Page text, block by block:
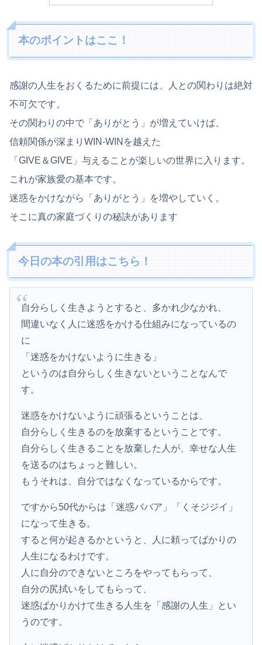
本のポイントはここ！
感謝の人生をおくるために前提には、人との関わりは絶対
不可欠です。
その関わりの中で「ありがとう」が増えていけば、
信頼関係が深まりWIN‐WINを越えた
「GIVE＆GIVE」与えることが楽しいの世界に入ります。
これが家族愛の基本です。
迷惑をかけながら「ありがとう」を増やしていく。
そこに真の家庭づくりの秘訣があります
今日の本の引用はこちら！
自分らしく生きようとすると、多かれ少なかれ、
間違いなく人に迷惑をかける仕組みになっているの
に
「迷惑をかけないように生きる」
というのは自分らしく生きないということなんで
す。
迷惑をかけないように頑張るということは、
自分らしく生きるのを放棄するということです。
自分らしく生きることを放棄した人が、幸せな人生
を送るのはちょっと難しい。
もうそれは、自分ではなくなっているからです。
ですから50代からは「迷惑ババア」「くそジジイ」
になって生きる。
すると何が起きるかというと、人に頼ってばかりの
人生になるわけです。
人に自分のできないところをやってもらって、
自分の尻拭いをしてもらって、
迷惑ばかりかけて生きる人生を「感謝の人生」とい
うのです。